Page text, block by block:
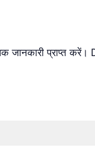
प्राप्त करें।